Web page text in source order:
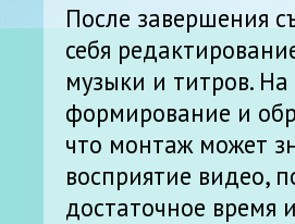
После завершения
себя
музыки и титров.
формирование и
что монтаж может
восприятие видео,
достаточное время